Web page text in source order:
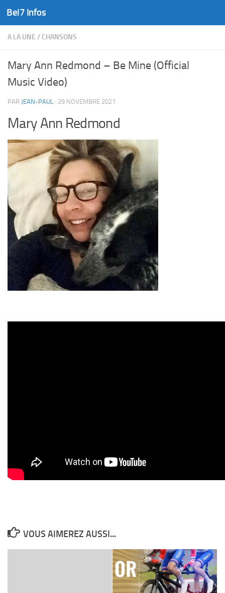
Skip to content
Bel7 Infos
A LA UNE / CHANSONS
Mary Ann Redmond – Be Mine (Official
Music Video)
PAR JEAN-PAUL · 29 NOVEMBRE 2021
Mary Ann Redmond
VOUS AIMEREZ AUSSI...